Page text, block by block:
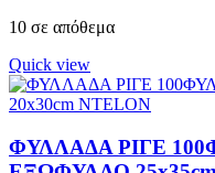
10 σε απόθεμα
Quick view
ΦΥΛΛΑΔΑ ΡΙΓΕ